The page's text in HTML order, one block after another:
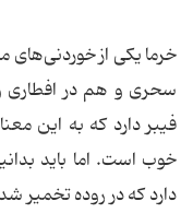
خرما یکی از
فیبر دارد که به این
خوب است. اما باید
دارد که در روده تخمیر